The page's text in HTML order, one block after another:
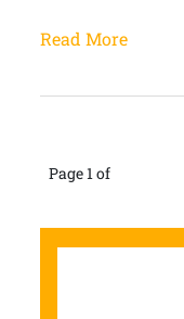
Read More
Page 1 of